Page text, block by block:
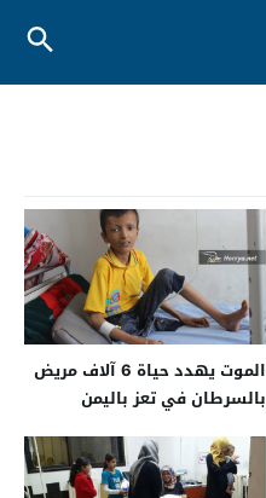
الموت يهدد حياة 6 آلاف مريض
بالسرطان في تعز باليمن